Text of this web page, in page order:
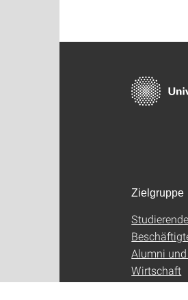
Zielgruppe
Studierende
Alumni
Wirtschaft